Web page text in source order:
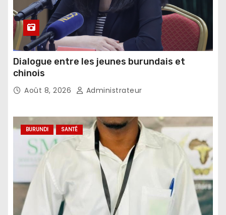
Dialogue entre les jeunes burundais et
chinois
Août 8, 2026 Administrateur
BURUNDI SANTÉ